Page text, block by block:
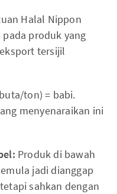
Halal Nippon
pada produk yang
tersijil
ton) = babi.
menyenaraikan ini
Produk di bawah
jadi dianggap
sahkan dengan